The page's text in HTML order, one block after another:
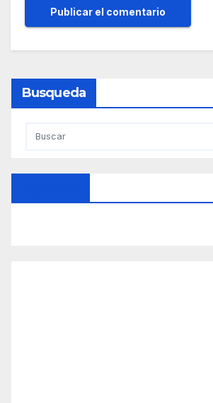
Busqueda